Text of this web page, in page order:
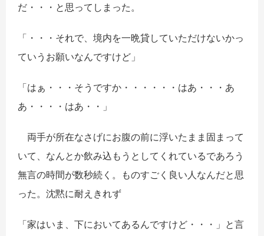
だ・・・と思ってしまった。
「・・・それで、境内を一晩貸していただけないかっ
ていうお願いなんですけど」
「はぁ・・・そうですか・・・・・・はあ・・・あ
あ・・・・はあ・・」
両手が所在なさげにお腹の前に浮いたまま固まって
いて、なんとか飲み込もうとしてくれているであろう
無言の時間が数秒続く。ものすごく良い人なんだと思
った。沈黙に耐えきれず
「家はいま、下においてあるんですけど・・・」と言